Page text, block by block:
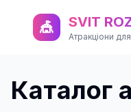
🎪 SVIT
Атракціони
Каталог